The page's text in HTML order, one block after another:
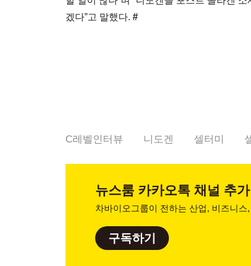
겠다”고 말했다. #
C레벨인터뷰 니도겐 셀터미
뉴스룸 카카오톡 채널 추가
차바이오그룹이 전하는 산업, 비즈니스,
구독하기